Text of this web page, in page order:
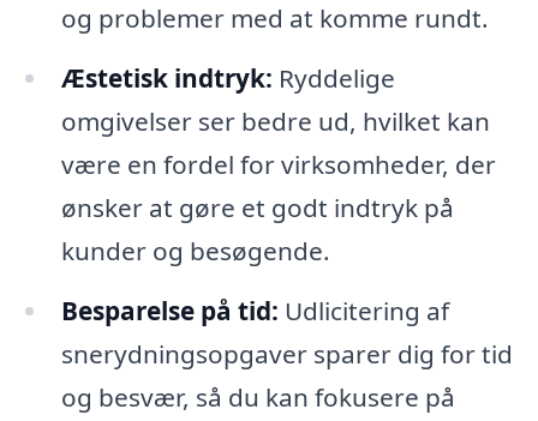
og problemer med at komme rundt.
Æstetisk indtryk: Ryddelige
omgivelser ser bedre ud, hvilket kan
være en fordel for virksomheder, der
ønsker at gøre et godt indtryk på
kunder og besøgende.
Besparelse på tid: Udlicitering af
snerydningsopgaver sparer dig for tid
og besvær, så du kan fokusere på